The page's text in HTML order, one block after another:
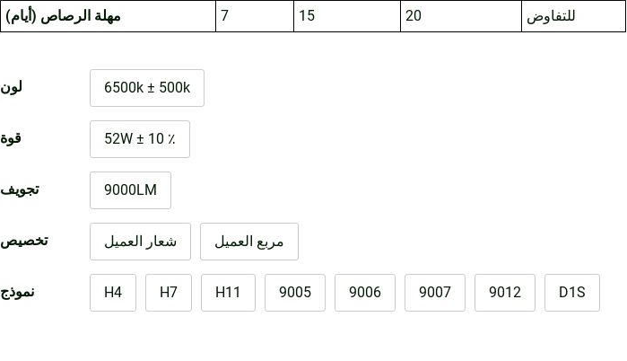
مهلة الرصاص (أيام)
7 15 20 للتفاوض
لون 6500k ± 500k
قوة 52W ± 10 ٪
تجويف 9000LM
تخصيص شعار العميل مربع العميل
نموذج H4 H7 H11 9005 9006 9007 9012 D1S